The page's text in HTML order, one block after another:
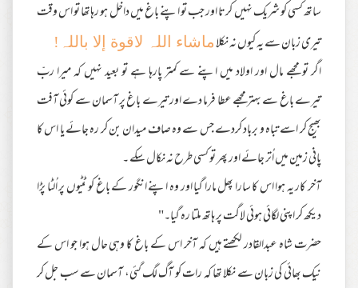
ساتھ کسی کو شریک نہیں کرتا اور جب تو اپنے باغ میں داخل ہو رہاتھا تو اس وقت
تیری زبان سے یہ کیوں نہ نکلاماشاء اللہ لاقوة إلا باللہ!
اگر تو مجھے مال اور اولاد میں اپنے سے کمتر پارہا ہے تو بعید نہیں کہ میرا ربّ
تیرے باغ سے بہتر مجھے عطا فرما دے اور تیرے باغ پر آسمان سے کوئی آفت
بھیج کر اسے تباہ و برباد کردے جس سے وہ صاف میدان بن کر رہ جائے یا اس کا
پانی زمین میں اُتر جائے اور پھر تو کسی طرح نہ نکال سکے ۔
آخر کار یہ ہوا اس کا سارا پھل مارا گیا اور وہ اپنے انگور کے باغ کو ٹٹیوں پر اُلٹا پڑا
دیکھ کر اپنی لگائی ہوئی لاگت پر ہاتھ ملتا رہ گیا۔"
حضرت شاہ عبدالقادر لکھتے ہیں کہ آخر اس کے باغ کا وہی حال ہوا جو اس کے
نیک بھائی کی زبان سے نکلا تھا کہ رات کو آگ لگ گئی، آسمان سے سب جل کر